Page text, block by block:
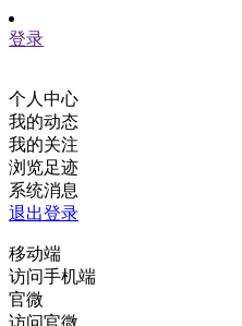
登录
个人中心
我的动态
我的关注
浏览足迹
系统消息
退出登录
移动端
访问手机端
官微
访问官微